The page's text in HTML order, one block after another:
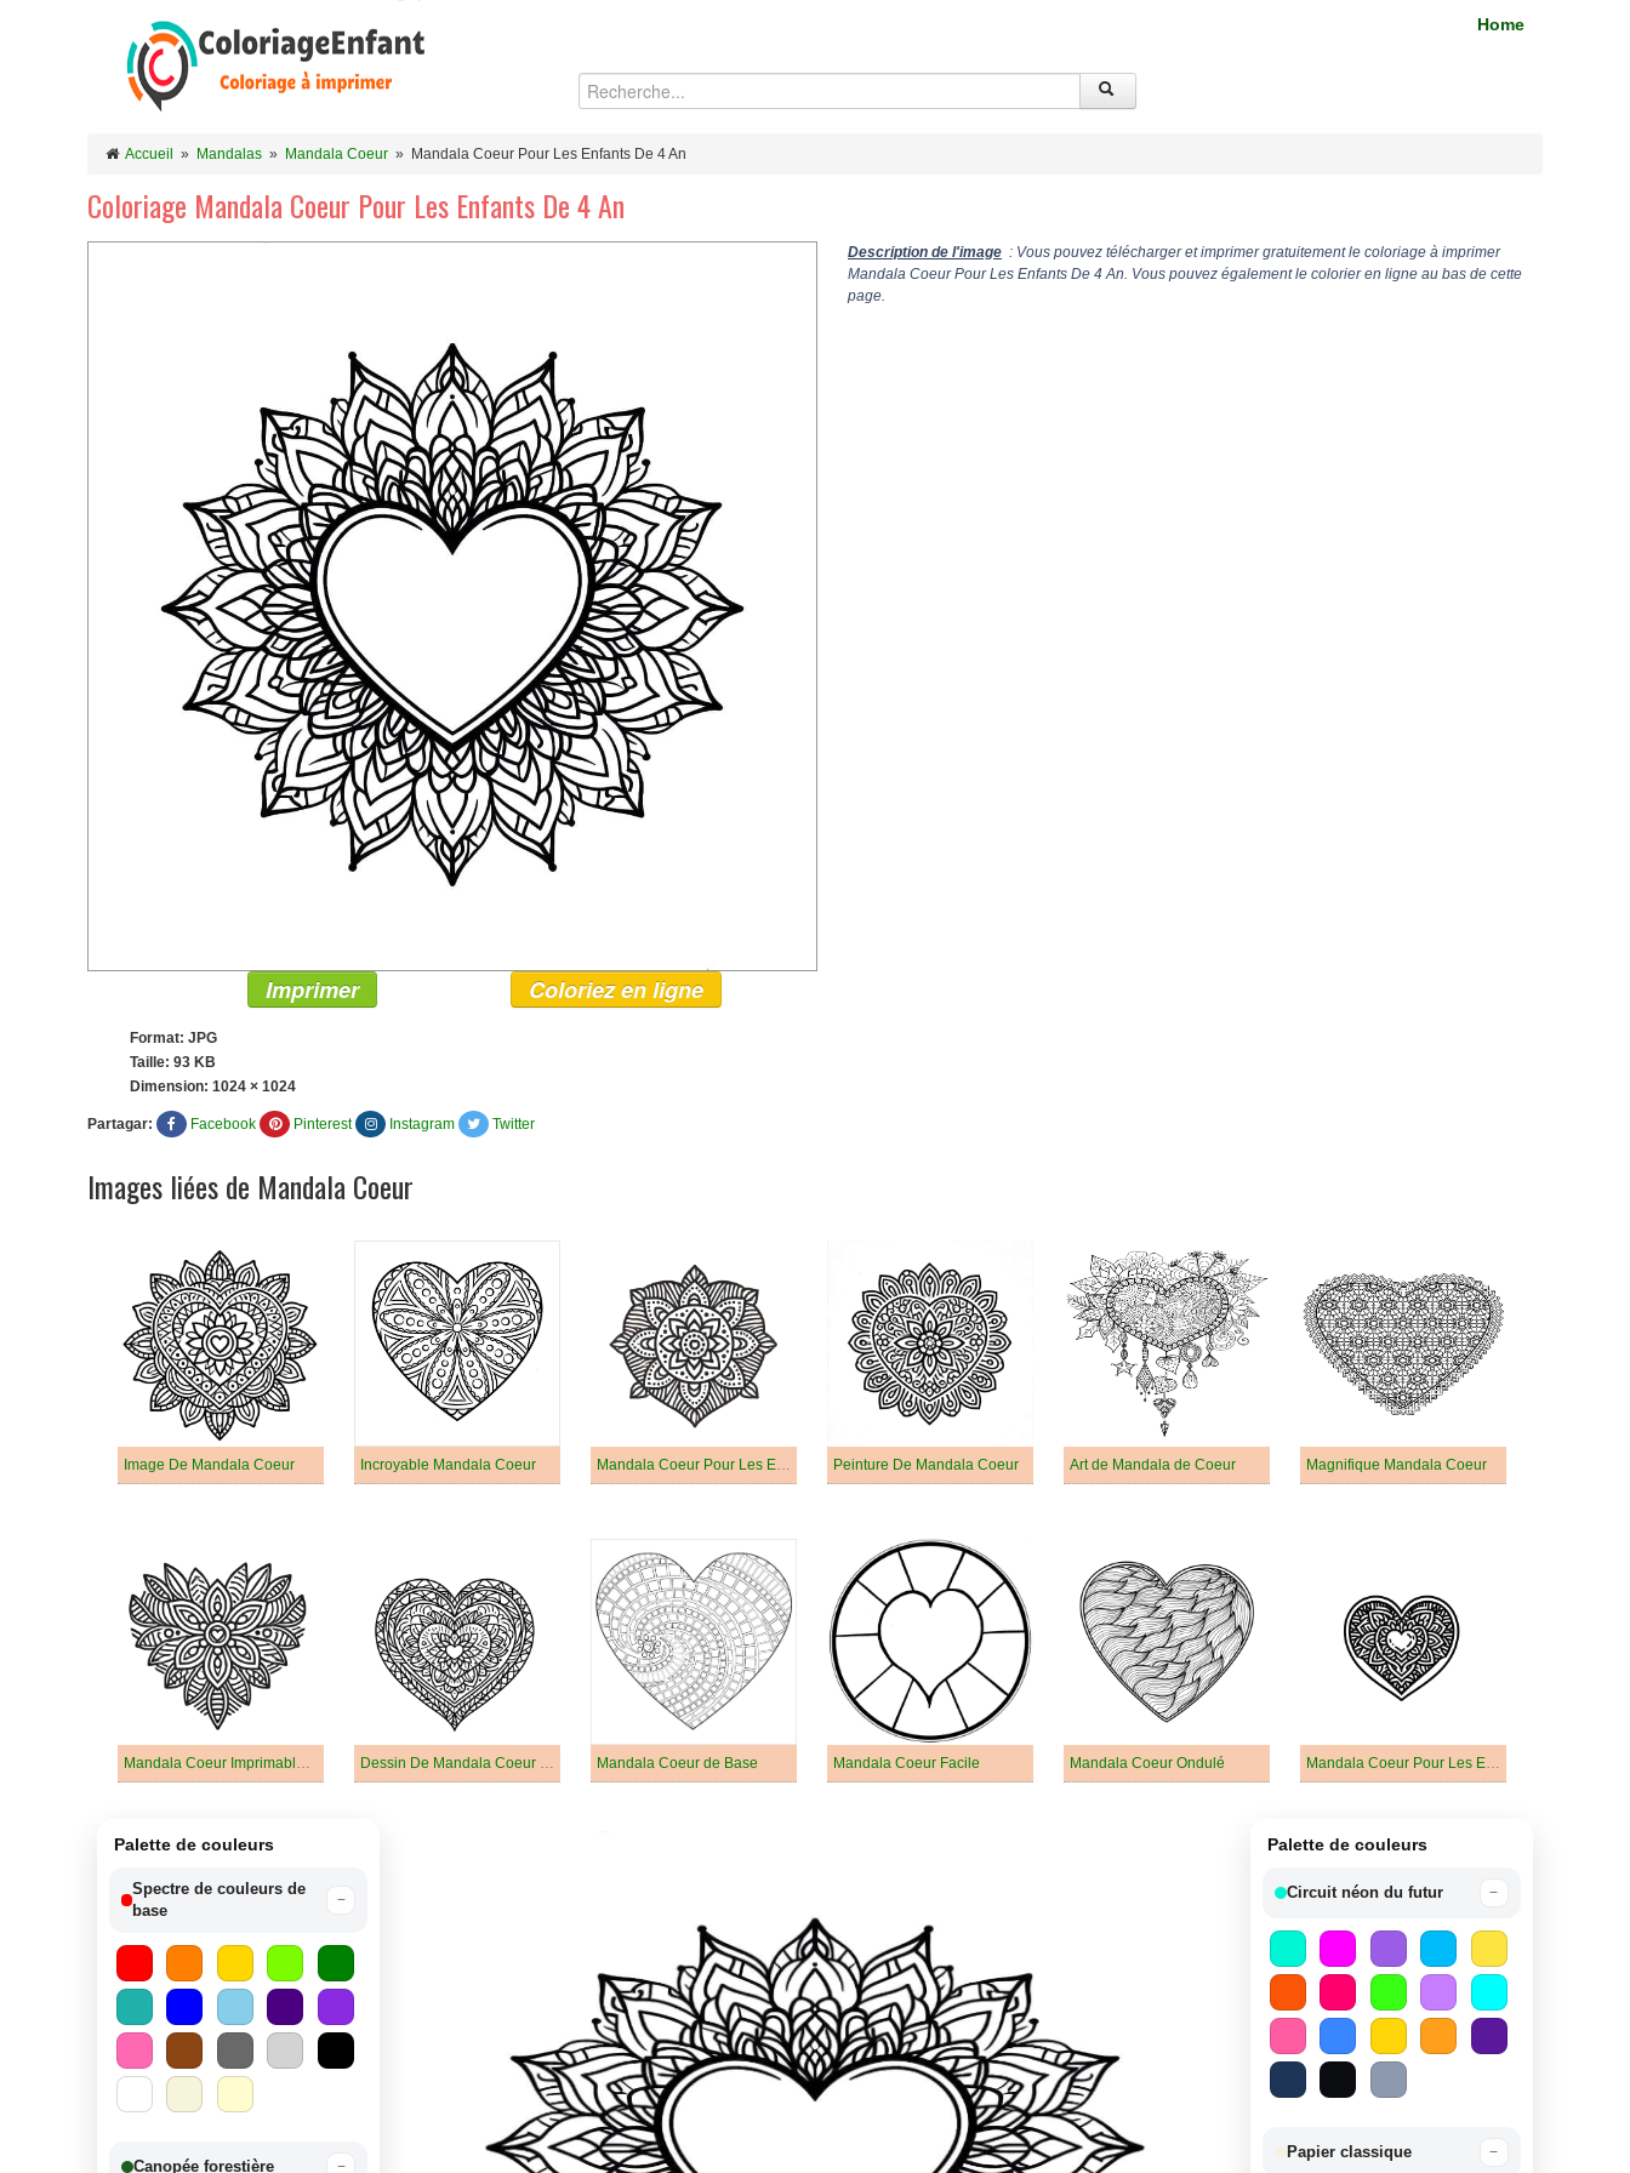
Home
Accueil » Mandalas » Mandala Coeur » Mandala Coeur Pour Les Enfants De 4 An
Coloriage Mandala Coeur Pour Les Enfants De 4 An
Description de l'image : Vous pouvez télécharger et imprimer gratuitement le coloriage à imprimer
Mandala Coeur Pour Les Enfants De 4 An. Vous pouvez également le colorier en ligne au bas de cette
page.
Imprimer Coloriez en ligne
Format: JPG
Taille: 93 KB
Dimension: 1024 × 1024
Partagar: Facebook Pinterest Instagram Twitter
Images liées de Mandala Coeur
Image De Mandala Coeur Incroyable Mandala Coeur Mandala Coeur Pour Les Enfants De 3 An Peinture De Mandala Coeur Art de Mandala de Coeur Magnifique Mandala Coeur
Mandala Coeur Imprimable Pour Les Enfants Dessin De Mandala Coeur Pour Enfants Mandala Coeur de Base Mandala Coeur Facile Mandala Coeur Ondulé Mandala Coeur Pour Les Enfants De 6 An
Palette de couleurs
Spectre de couleurs de
base
−
Canopée forestière −
Palette de couleurs
Circuit néon du futur −
Papier classique −